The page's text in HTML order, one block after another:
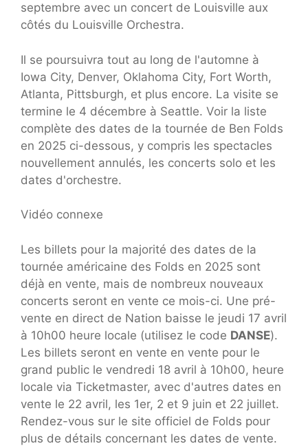
septembre avec un concert de Louisville aux
côtés du Louisville Orchestra.
Il se poursuivra tout au long de l'automne à
Iowa City, Denver, Oklahoma City, Fort Worth,
Atlanta, Pittsburgh, et plus encore. La visite se
termine le 4 décembre à Seattle. Voir la liste
complète des dates de la tournée de Ben Folds
en 2025 ci-dessous, y compris les spectacles
nouvellement annulés, les concerts solo et les
dates d'orchestre.
Vidéo connexe
Les billets pour la majorité des dates de la
tournée américaine des Folds en 2025 sont
déjà en vente, mais de nombreux nouveaux
concerts seront en vente ce mois-ci. Une pré-
vente en direct de Nation baisse le jeudi 17 avril
à 10h00 heure locale (utilisez le code DANSE).
Les billets seront en vente en vente pour le
grand public le vendredi 18 avril à 10h00, heure
locale via Ticketmaster, avec d'autres dates en
vente le 22 avril, les 1er, 2 et 9 juin et 22 juillet.
Rendez-vous sur le site officiel de Folds pour
plus de détails concernant les dates de vente.